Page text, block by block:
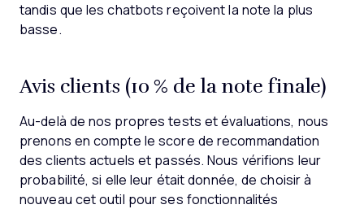
tandis que les chatbots reçoivent la note la plus
basse.
Avis clients (10 % de la note finale)
Au-delà de nos propres tests et évaluations, nous
prenons en compte le score de recommandation
des clients actuels et passés. Nous vérifions leur
probabilité, si elle leur était donnée, de choisir à
nouveau cet outil pour ses fonctionnalités